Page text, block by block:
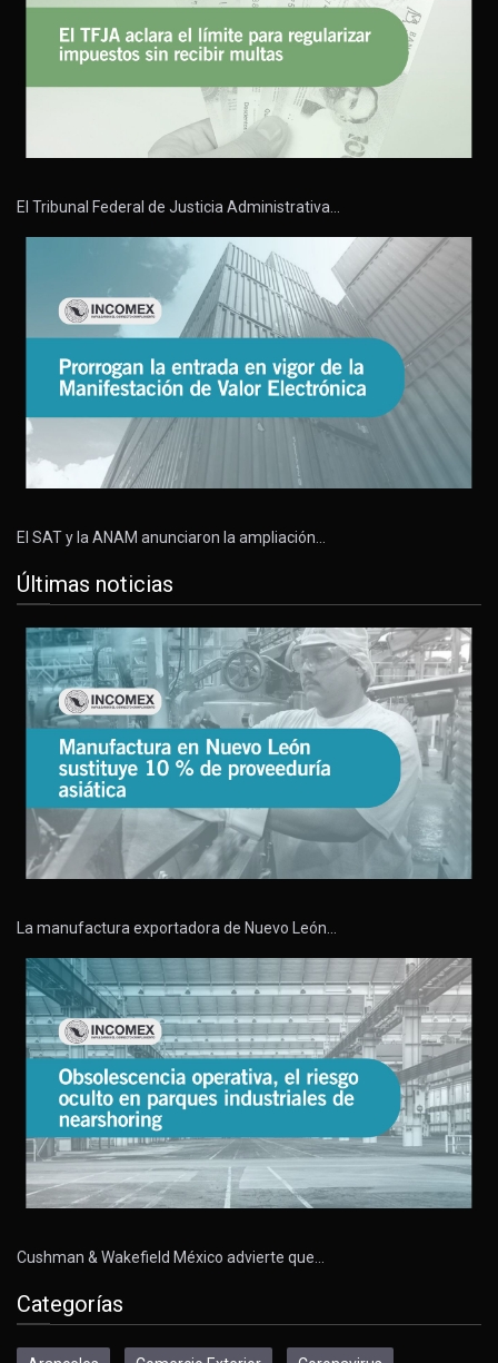
El Tribunal Federal de Justicia Administrativa…
El SAT y la ANAM anunciaron la ampliación…
Últimas noticias
La manufactura exportadora de Nuevo León…
Cushman & Wakefield México advierte que…
Categorías